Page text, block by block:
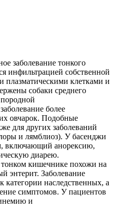
заболевание тонкого
инфильтрацией собственной
плазматическими клетками и
собаки среднего
более
овчарок. Подобные
для других заболеваний
и лямблиоз). У басенджи
включающий анорексию,
диарею.
тонком кишечнике похожи на
энтерит. Заболевание
категории наследственных, а
симптомов. У пациентов
и